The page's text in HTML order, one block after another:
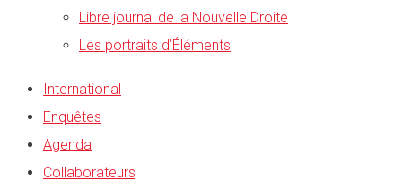
Libre journal de la Nouvelle Droite
Les portraits d’Éléments
International
Enquêtes
Agenda
Collaborateurs